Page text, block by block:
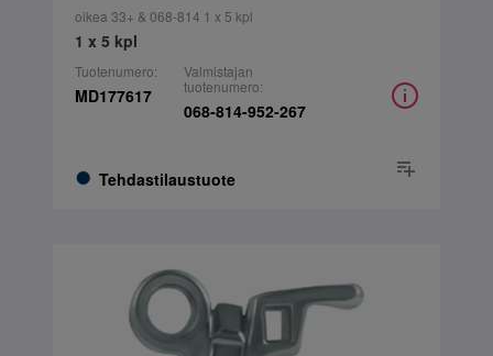
oikea 33+ & 068-814 1 x 5 kpl
1 x 5 kpl
Tuotenumero:
MD177617
Tehdastilaustuote
Valmistajan
tuotenumero:
068-814-952-267